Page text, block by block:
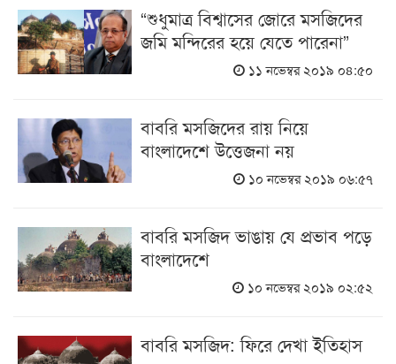
“শুধুমাত্র বিশ্বাসের জোরে মসজিদের
জমি মন্দিরের হয়ে যেতে পারেনা”
১১ নভেম্বর ২০১৯ ০৪:৫০
বাবরি মসজিদের রায় নিয়ে
বাংলাদেশে উত্তেজনা নয়
১০ নভেম্বর ২০১৯ ০৬:৫৭
বাবরি মসজিদ ভাঙায় যে প্রভাব পড়ে
বাংলাদেশে
১০ নভেম্বর ২০১৯ ০২:৫২
বাবরি মসজিদ: ফিরে দেখা ইতিহাস